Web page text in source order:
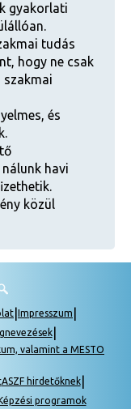
gyakorlati
tudás
hogy ne csak
szakmai
és
havi
közül
Impresszum
|
valamint a MESTO
ASZF hirdetőknek|
programok